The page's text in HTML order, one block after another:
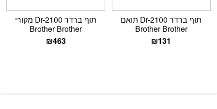
תוף ברדר Dr-2100 תואם
Brother Brother
₪131
תוף ברדר Dr-2100 מקורי
Brother Brother
₪463